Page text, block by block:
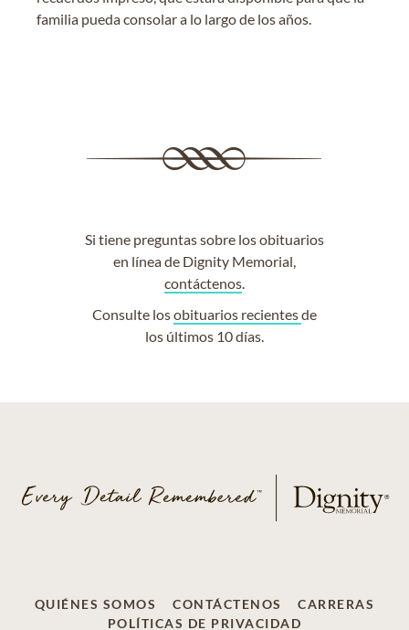
familia pueda consolar a lo largo de los años.
Si tiene preguntas sobre los obituarios
en línea de Dignity Memorial,
contáctenos.
Consulte losobituarios recientesde
los últimos 10 días.
QUIÉNES SOMOS CONTÁCTENOS
CARRERAS
POLÍTICAS DE PRIVACIDAD